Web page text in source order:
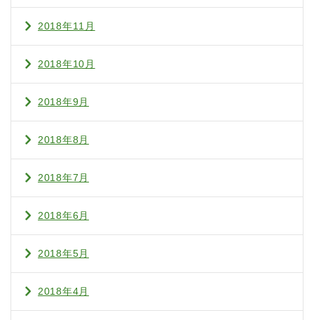
2018年11月
2018年10月
2018年9月
2018年8月
2018年7月
2018年6月
2018年5月
2018年4月